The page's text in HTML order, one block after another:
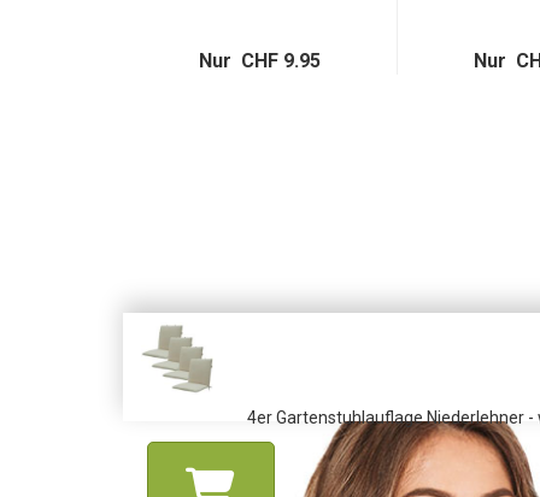
Nur CHF 9.95 Nur
4er Gartenstuhlauflage Niederlehner